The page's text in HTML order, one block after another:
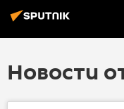
Новости